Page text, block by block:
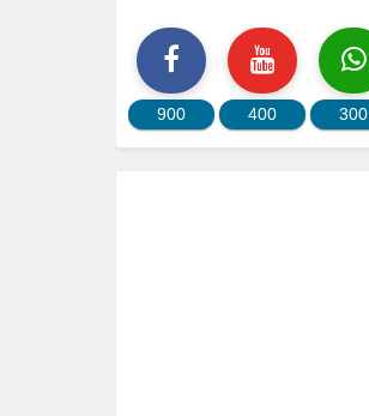
300
400
900